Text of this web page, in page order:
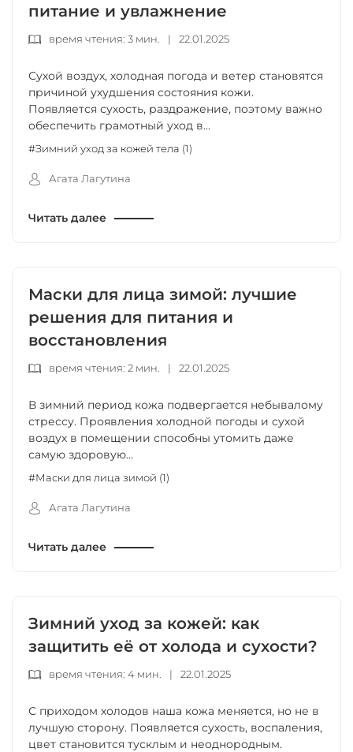
питание и увлажнение
время чтения: 3 мин. | 22.01.2025
Сухой воздух, холодная погода и ветер становятся
причиной ухудшения состояния кожи.
Появляется сухость, раздражение, поэтому важно
обеспечить грамотный уход в...
#Зимний уход за кожей тела (1)
Агата Лагутина
Читать далее
Маски для лица зимой: лучшие
решения для питания и
восстановления
время чтения: 2 мин. | 22.01.2025
В зимний период кожа подвергается небывалому
стрессу. Проявления холодной погоды и сухой
воздух в помещении способны утомить даже
самую здоровую...
#Маски для лица зимой (1)
Агата Лагутина
Читать далее
Зимний уход за кожей: как
защитить её от холода и сухости?
время чтения: 4 мин. | 22.01.2025
С приходом холодов наша кожа меняется, но не в
лучшую сторону. Появляется сухость, воспаления,
цвет становится тусклым и неоднородным.